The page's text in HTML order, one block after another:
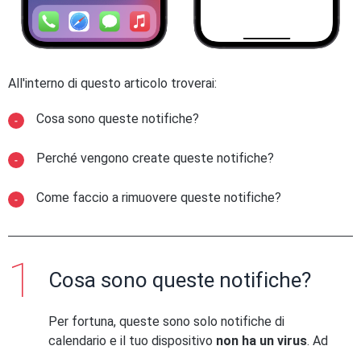
All'interno di questo articolo troverai:
Cosa sono queste notifiche?
Perché vengono create queste notifiche?
Come faccio a rimuovere queste notifiche?
Cosa sono queste notifiche?
Per fortuna, queste sono solo notifiche di
calendario e il tuo dispositivo non ha un virus. Ad